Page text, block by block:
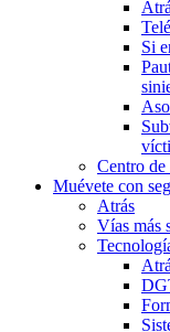
Si
Centro de
Muévete con
Atrás
Vías más